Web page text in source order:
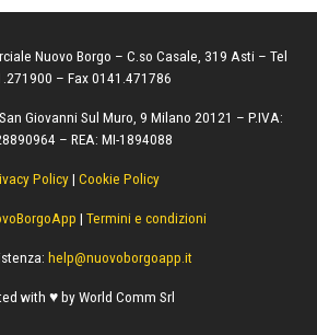
Nuovo Borgo – C.so Casale, 319 Asti – Tel
– Fax 0141.471786
Giovanni Sul Muro, 9 Milano 20121 – P.IVA:
– REA: MI-1894088
Policy| Cookie Policy
| Termini e condizioni
help@nuovoborgoapp.it
with ♥ by World Comm Srl